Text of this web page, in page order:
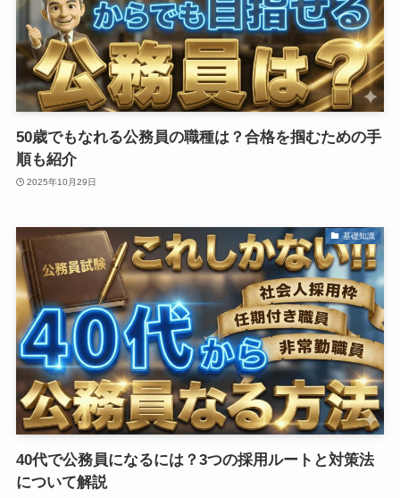
50歳でもなれる公務員の職種は？合格を掴むための手
順も紹介
2025年10月29日
基礎知識
40代で公務員になるには？3つの採用ルートと対策法
について解説